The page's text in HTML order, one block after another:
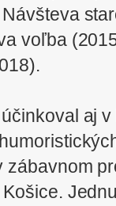
voľba
aj
zábavnom